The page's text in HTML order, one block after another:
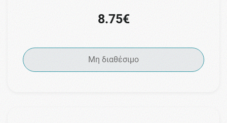
8.75€
Μη διαθέσιμο